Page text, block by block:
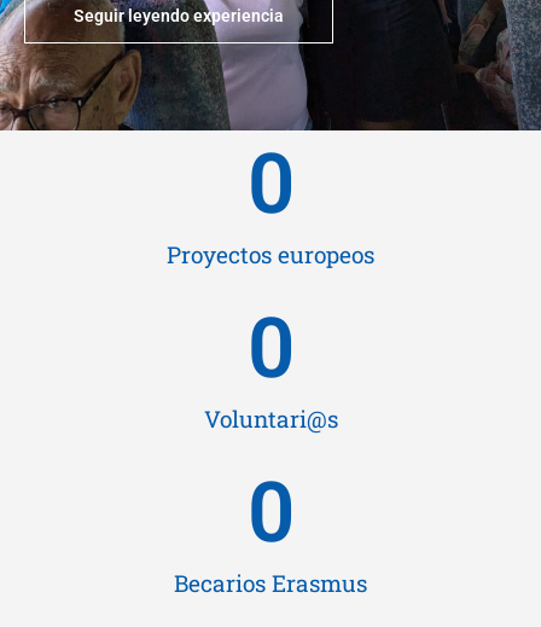
Seguir leyendo experiencia
Proyectos europeos
0
Voluntari@s
0
Becarios Erasmus
0